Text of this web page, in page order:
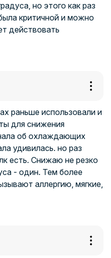
но этого как раз
критичной и можно
действовать
раньше использовали и
для снижения
об охлаждающих
удивилась. но раз
есть. Снижаю не резко
- один. Тем более
аллергию, мягкие,